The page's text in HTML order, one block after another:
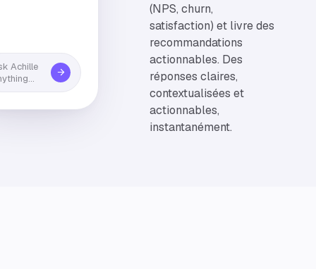
(NPS, churn,
satisfaction) et livre des
recommandations
actionnables. Des
réponses claires,
contextualisées et
actionnables,
instantanément.
Achille